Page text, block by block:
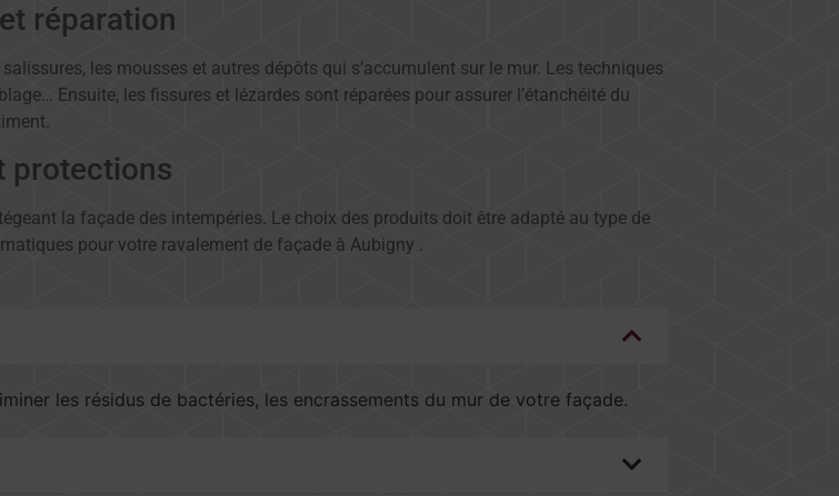
réparation
les mousses et autres dépôts qui s’accumulent sur le mur. Les techniques
Ensuite, les fissures et lézardes sont réparées pour assurer l’étanchéité du
protections
la façade des intempéries. Le choix des produits doit être adapté au type de
pour votre ravalement de façade à Aubigny .
les résidus de bactéries, les encrassements du mur de votre façade.